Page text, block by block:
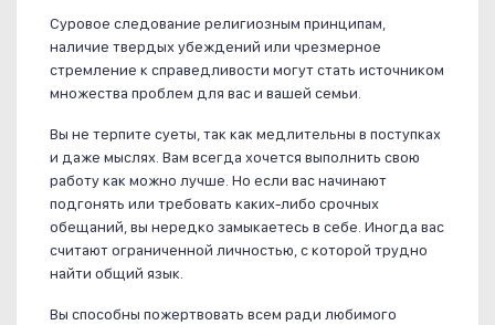
Суровое следование религиозным принципам,
наличие твердых убеждений или чрезмерное
стремление к справедливости могут стать источником
множества проблем для вас и вашей семьи.
Вы не терпите суеты, так как медлительны в поступках
и даже мыслях. Вам всегда хочется выполнить свою
работу как можно лучше. Но если вас начинают
подгонять или требовать каких-либо срочных
обещаний, вы нередко замыкаетесь в себе. Иногда вас
считают ограниченной личностью, с которой трудно
найти общий язык.
Вы способны пожертвовать всем ради любимого